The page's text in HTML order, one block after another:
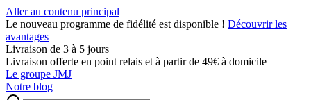
Aller au contenu principal
Le nouveau programme de fidélité est disponible ! Découvrir les
avantages
Livraison de 3 à 5 jours
Livraison offerte en point relais et à partir de 49€ à domicile
Le groupe JMJ
Notre blog